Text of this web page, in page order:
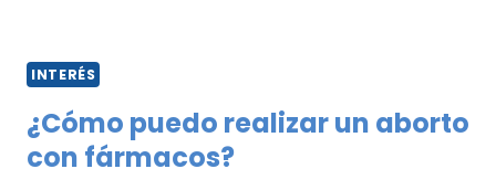
INTERÉS
¿Cómo puedo realizar un aborto
con fármacos?